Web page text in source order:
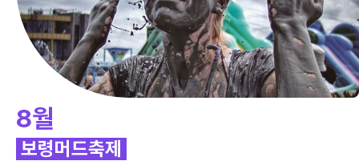
8월
보령머드축제